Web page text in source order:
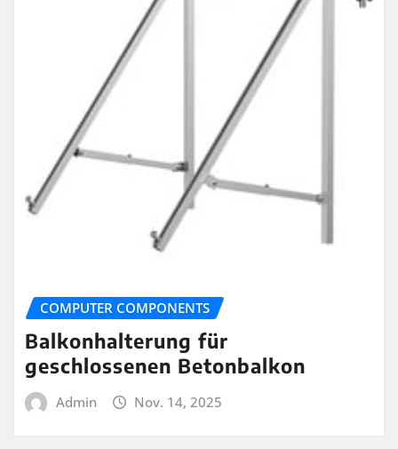
COMPUTER COMPONENTS
Balkonhalterung für
geschlossenen Betonbalkon
Admin Nov. 14, 2025